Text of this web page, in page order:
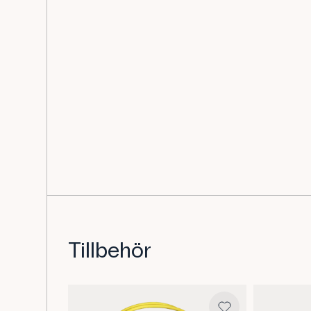
Tillbehör